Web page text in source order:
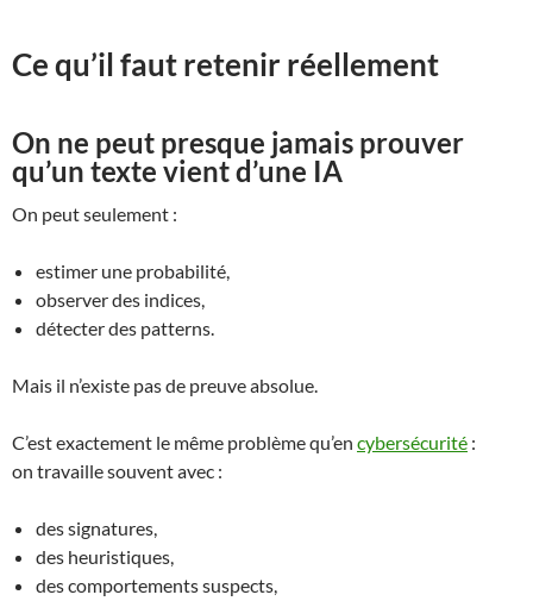
Ce qu’il faut retenir réellement
On ne peut presque jamais prouver
qu’un texte vient d’une IA
On peut seulement :
estimer une probabilité,
observer des indices,
détecter des patterns.
Mais il n’existe pas de preuve absolue.
C’est exactement le même problème qu’en cybersécurité :
on travaille souvent avec :
des signatures,
des heuristiques,
des comportements suspects,